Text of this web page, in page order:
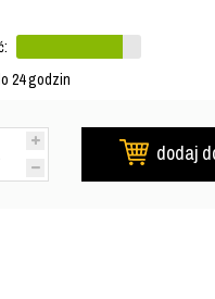
24 godzin
dodaj